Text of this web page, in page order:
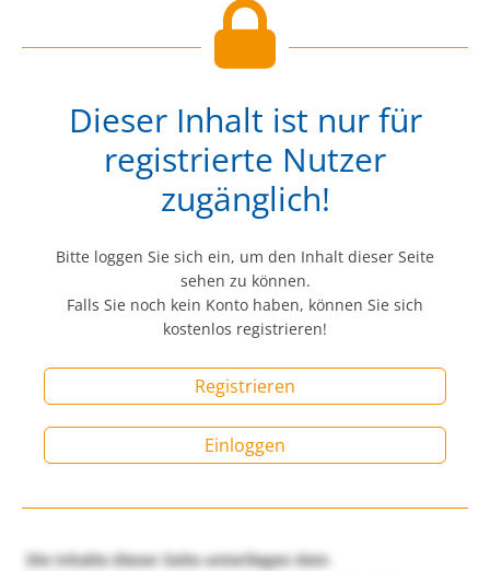
Dieser Inhalt ist nur für
registrierte Nutzer
zugänglich!
Bitte loggen Sie sich ein, um den Inhalt dieser Seite
sehen zu können.
Falls Sie noch kein Konto haben, können Sie sich
kostenlos registrieren!
Registrieren
Einloggen
Die Inhalte dieser Seite unterliegen dem